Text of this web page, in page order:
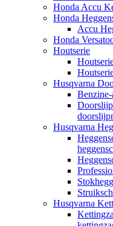
Honda Accu
Honda
Accu
Honda
Houtserie
Husqvarna
Husqvarna
Husqvarna